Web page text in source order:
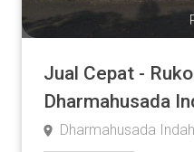
Jual Cepat -
Dharmahusada
Dharmahusada